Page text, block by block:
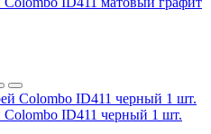
Colombo ID411 черный 1 шт.